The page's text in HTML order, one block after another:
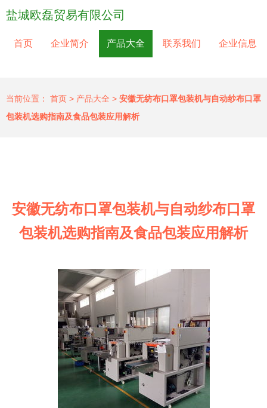
盐城欧磊贸易有限公司
首页 企业简介 产品大全 联系我们 企业信息
当前位置： 首页 > 产品大全 > 安徽无纺布口罩包装机与自动纱布口罩
包装机选购指南及食品包装应用解析
安徽无纺布口罩包装机与自动纱布口罩
包装机选购指南及食品包装应用解析